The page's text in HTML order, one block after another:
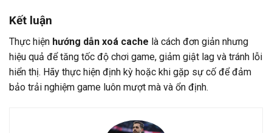
Kết luận
Thực hiện hướng dẫn xoá cache là cách đơn giản nhưng
hiệu quả để tăng tốc độ chơi game, giảm giật lag và tránh lỗi
hiển thị. Hãy thực hiện định kỳ hoặc khi gặp sự cố để đảm
bảo trải nghiệm game luôn mượt mà và ổn định.